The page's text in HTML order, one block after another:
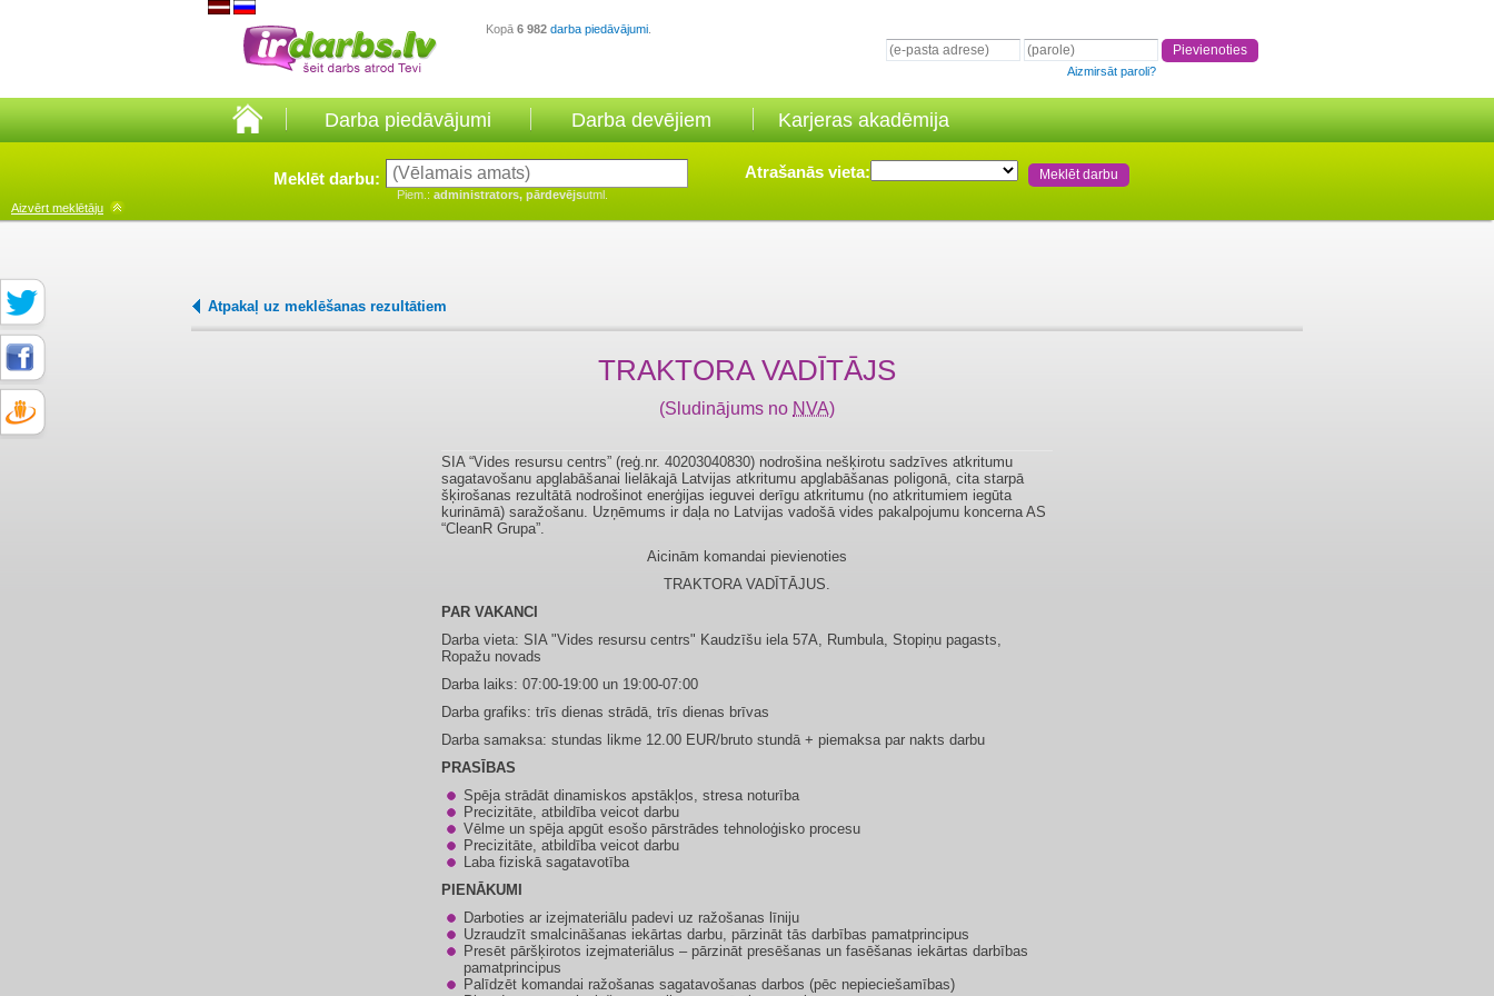
Kopā 6 982 darba piedāvājumi
Aizmirsāt paroli?
Darba piedāvājumi Darba devējiem Karjeras akadēmija
Meklēt darbu:
Piem.: administrators, pārdevējsutml.
Atrašanās vieta:
Aizvērt meklētāju
Atpakaļ uz meklēšanas rezultātiem
TRAKTORA VADĪTĀJS
(Sludinājums no NVA)
SIA “Vides resursu centrs” (reģ.nr. 40203040830) nodrošina nešķirotu sadzīves atkritumu
sagatavošanu apglabāšanai lielākajā Latvijas atkritumu apglabāšanas poligonā, cita starpā
šķirošanas rezultātā nodrošinot enerģijas ieguvei derīgu atkritumu (no atkritumiem iegūta
kurināmā) saražošanu. Uzņēmums ir daļa no Latvijas vadošā vides pakalpojumu koncerna AS
“CleanR Grupa”.
Aicinām komandai pievienoties
TRAKTORA VADĪTĀJUS.
PAR VAKANCI
Darba vieta: SIA "Vides resursu centrs" Kaudzīšu iela 57A, Rumbula, Stopiņu pagasts,
Ropažu novads
Darba laiks: 07:00-19:00 un 19:00-07:00
Darba grafiks: trīs dienas strādā, trīs dienas brīvas
Darba samaksa: stundas likme 12.00 EUR/bruto stundā + piemaksa par nakts darbu
PRASĪBAS
Spēja strādāt dinamiskos apstākļos, stresa noturība
Precizitāte, atbildība veicot darbu
Vēlme un spēja apgūt esošo pārstrādes tehnoloģisko procesu
Precizitāte, atbildība veicot darbu
Laba fiziskā sagatavotība
PIENĀKUMI
Darboties ar izejmateriālu padevi uz ražošanas līniju
Uzraudzīt smalcināšanas iekārtas darbu, pārzināt tās darbības pamatprincipus
Presēt pāršķirotos izejmateriālus – pārzināt presēšanas un fasēšanas iekārtas darbības
pamatprincipus
Palīdzēt komandai ražošanas sagatavošanas darbos (pēc nepieciešamības)